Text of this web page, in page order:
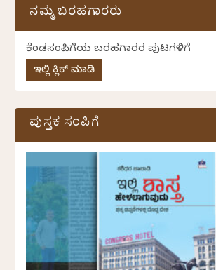
ನಮ್ಮ ಬರಹಗಾರರು
ಕೆಂಡಸಂಪಿಗೆಯ ಬರಹಗಾರರ ಪುಟಗಳಿಗೆ
ಇಲ್ಲಿ ಕ್ಲಿಕ್ ಮಾಡಿ
ಪುಸ್ತಕ ಸಂಪಿಗೆ